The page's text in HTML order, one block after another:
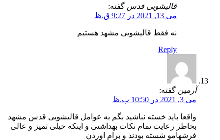
قالیشویی قدس گفته:
می 13, 2021 در 9:27 ق.ظ
نه فقط قالیشویی مشهد هستیم
Reply
آرمین گفته:
می 3, 2021 در 10:50 ب.ظ
واقعا باید خسته نباشید بگم به عوامل قالیشویی قدس مشهد
بخاطر رعایت تمام نکات بهداشتی و اینکه خیلی تمیز و عالی
فرشهامو شسته بودند و برام اوردن